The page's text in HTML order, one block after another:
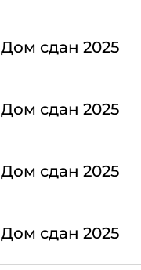
Дом сдан 2025
Дом сдан 2025
Дом сдан 2025
Дом сдан 2025